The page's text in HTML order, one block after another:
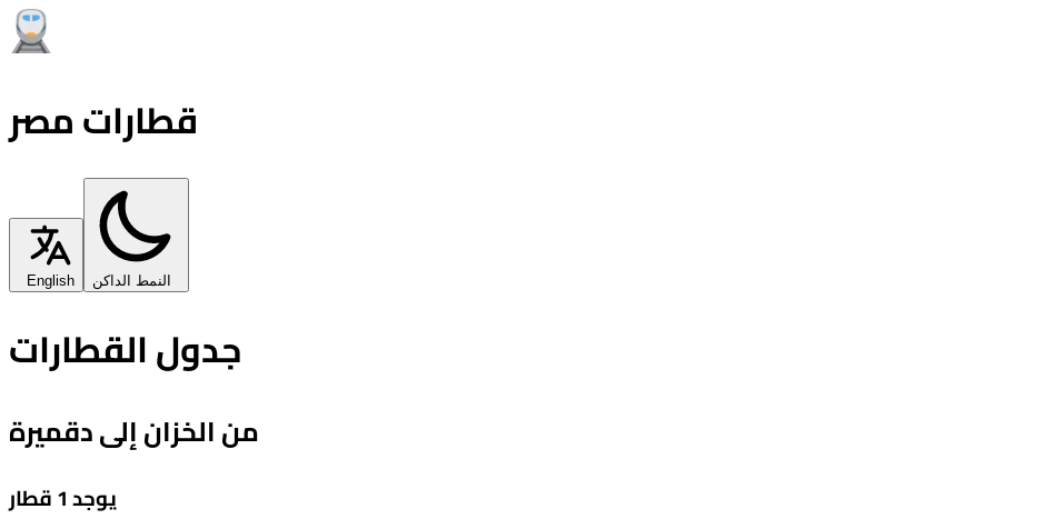
قطارات مصر
English النمط الداكن
جدول القطارات
من الخزان إلى دقميرة
يوجد 1 قطار